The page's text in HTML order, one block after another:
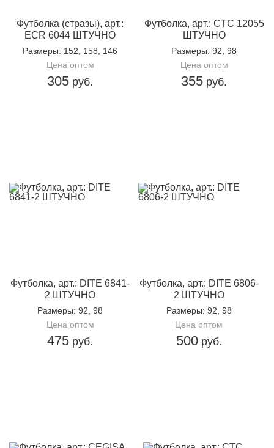
Футболка (стразы), арт.:
ECR 6044 ШТУЧНО
Размеры: 152, 158, 146
Цена оптом
305 руб.
Футболка, арт.: CTC 12055
ШТУЧНО
Размеры: 92, 98
Цена оптом
355 руб.
Футболка, арт.: DITE 6841-
2 ШТУЧНО
Размеры: 92, 98
Цена оптом
475 руб.
Футболка, арт.: DITE 6806-
2 ШТУЧНО
Размеры: 92, 98
Цена оптом
500руб.